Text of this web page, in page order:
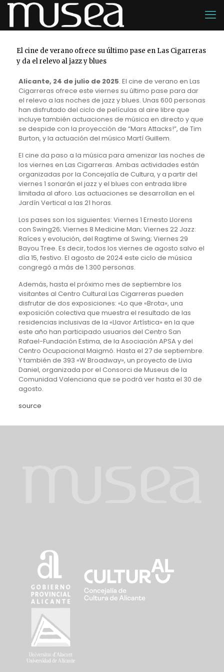
El cine de verano ofrece su último pase en Las Cigarreras
y da el relevo al jazz y blues
Alicante, 24 de julio de 2025. El cine de verano en Las
Cigarreras ofrece este viernes su último pase para dar
el relevo a las noches de jazz y blues. Unas 600 personas
han disfrutado del ciclo de películas al aire libre que
incluye también actuaciones de música en directo y que
se despide con la proyección de “Mars Attacks!”, de Tim
Burton, y la actuación del músico Martí Guillem.
El cine da paso a la música para amenizar las noches de
los viernes en Las Cigarreras. Ambas actividades están
organizadas por la Concejalía de Cultura, y a partir del
viernes 1 sonarán el jazz y el blues con entrada libre
limitada al aforo. Las actuaciones se desarrollan en el
Jardín Vertical a las 21 horas.
Los pases son los siguientes: Viernes 1 Ernesto Llorens
con Swing26; Viernes 8 Medicine Man; Viernes 22 Jazz:
Raíces y evolución, del Ragtime al Swing; Viernes 29
Bayou Tree. Es decir, todos los viernes de agosto salvo el
día 15, festivo. El agosto de 2024 este ciclo de música
congregó a más de 1.300 personas.
Además, hasta el próximo mes de septiembre los
visitantes al Centro Cultural Las Cigarreras pueden
disfrutar de dos exposiciones: «Lo que «Brota», una
exposición colectiva que muestra el resultado de las
residencias inclusivas de la «Llavor Artística» en la que
este año han participado usuarios del Centro San
Rafael-Fundación Estima, de la Asociación APSA y del
Centro Ocupacional Maigmó. Hasta el 27 de septiembre.
Y también de 393 «W Broadway», un proyecto de Livia
Daniel, organizada por el Consorci de Museus de la
Comunidad Valenciana que se podrá ver hasta el 30 de
agosto.
source